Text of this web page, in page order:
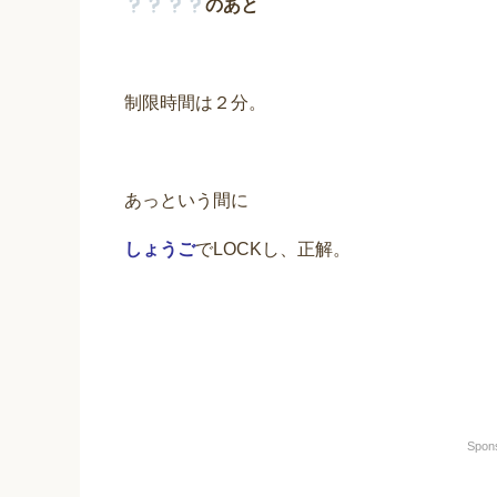
のあと
制限時間は２分。
あっという間に
しょうごでLOCKし、正解。